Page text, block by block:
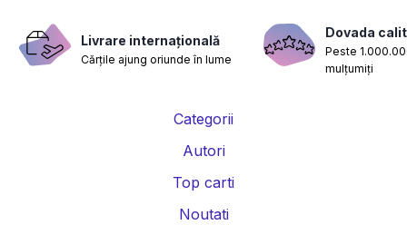
Livrare internațională
Cărțile ajung oriunde în lume
Dovada
Peste
mulțumiți
Categorii
Autori
Top carti
Noutati